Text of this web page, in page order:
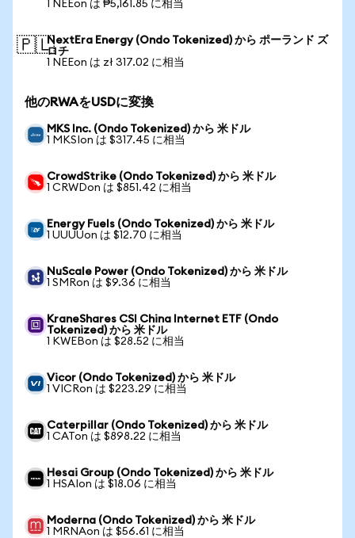
1 NEEon は ₱5,161.85 に相当
🇵🇱NextEra Energy (Ondo Tokenized) から ポーランド ズ
ロチ
1 NEEon は zł 317.02 に相当
他のRWAをUSDに変換
MKS Inc. (Ondo Tokenized) から 米ドル
1 MKSIon は $317.45 に相当
CrowdStrike (Ondo Tokenized) から 米ドル
1 CRWDon は $851.42 に相当
Energy Fuels (Ondo Tokenized) から 米ドル
1 UUUUon は $12.70 に相当
NuScale Power (Ondo Tokenized) から 米ドル
1 SMRon は $9.36 に相当
KraneShares CSI China Internet ETF (Ondo
Tokenized) から 米ドル
1 KWEBon は $28.52 に相当
Vicor (Ondo Tokenized) から 米ドル
1 VICRon は $223.29 に相当
Caterpillar (Ondo Tokenized) から 米ドル
1 CATon は $898.22 に相当
Hesai Group (Ondo Tokenized) から 米ドル
1 HSAIon は $18.06 に相当
Moderna (Ondo Tokenized) から 米ドル
1 MRNAon は $56.61 に相当